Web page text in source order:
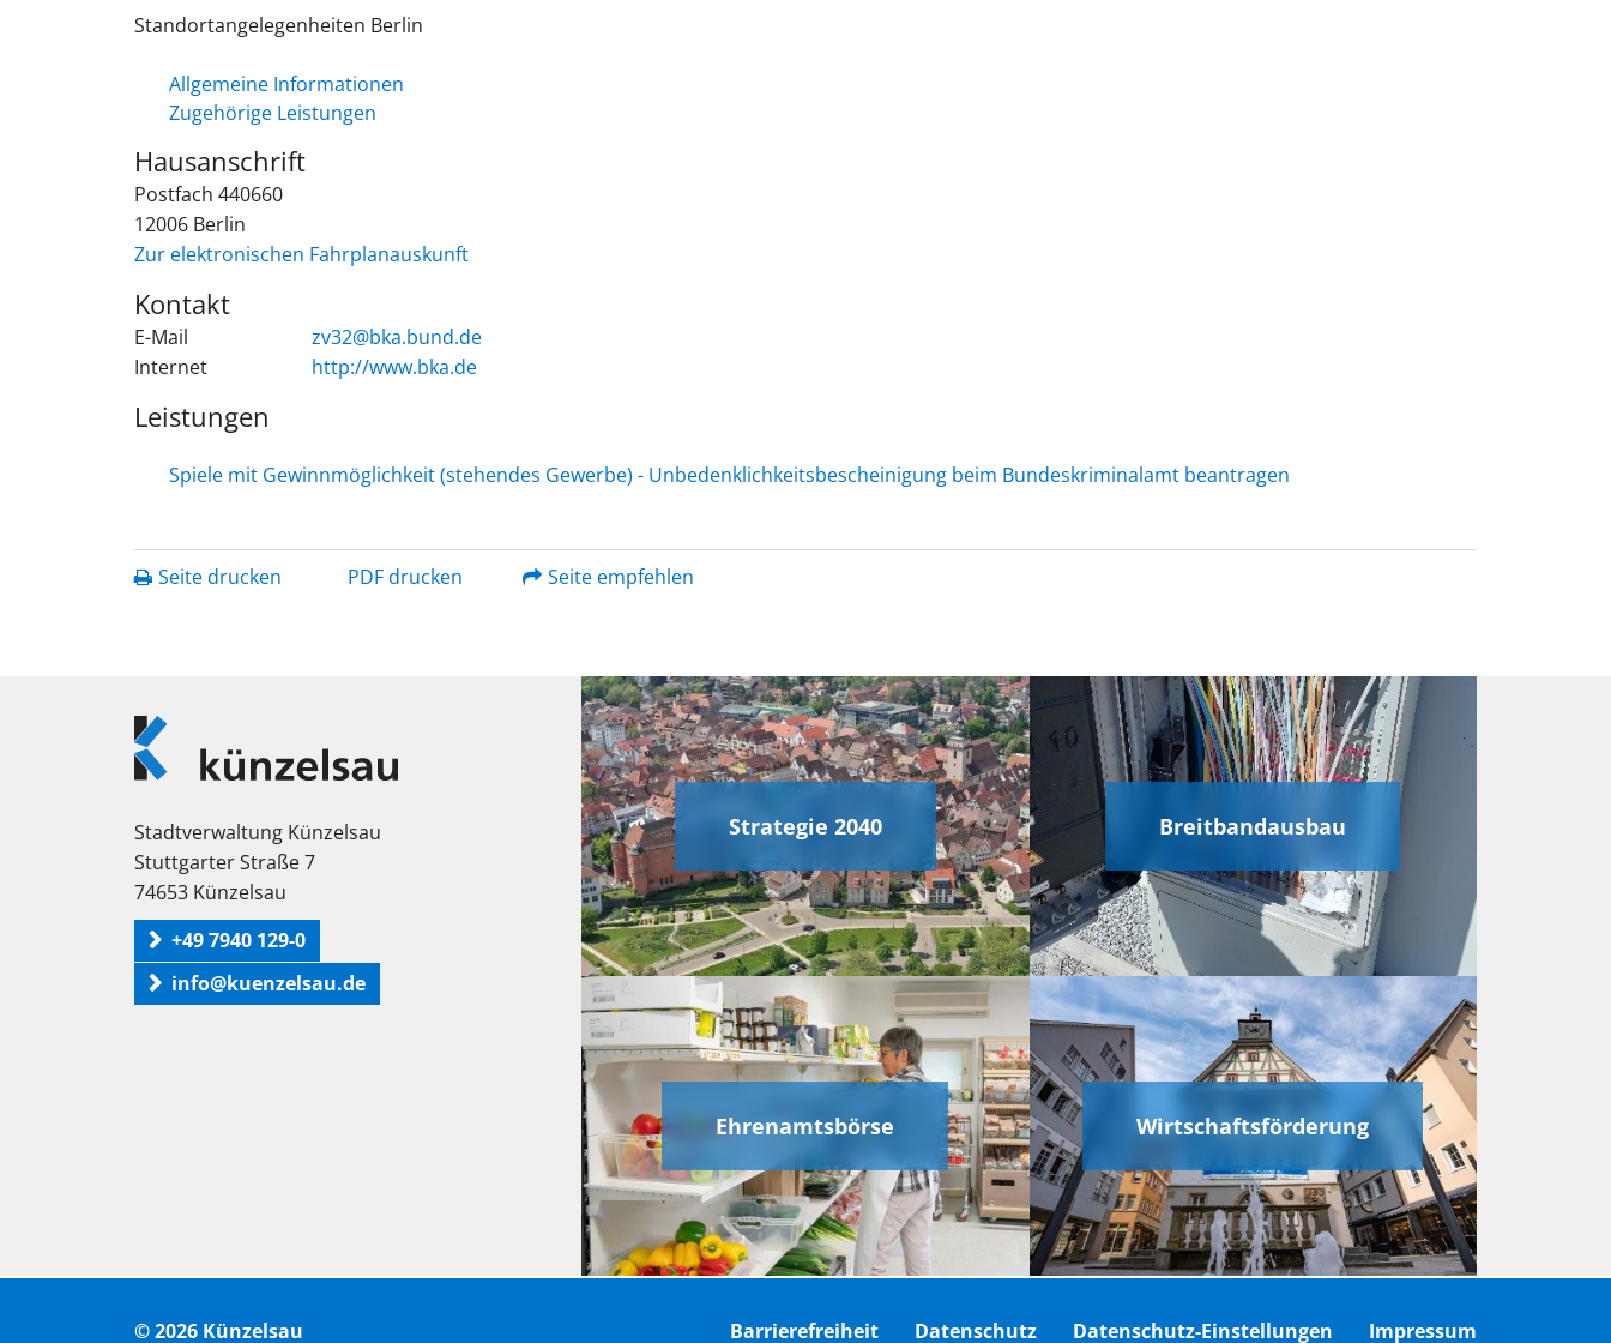
Standortangelegenheiten Berlin
Allgemeine Informationen
Zugehörige Leistungen
Hausanschrift
Postfach 440660
12006 Berlin
Zur elektronischen Fahrplanauskunft
Kontakt
E-Mail
zv32@bka.bund.de
Internet
http://www.bka.de
Leistungen
Spiele mit Gewinnmöglichkeit (stehendes Gewerbe) - Unbedenklichkeitsbescheinigung beim Bundeskriminalamt beantragen
Seite drucken PDF drucken Seite empfehlen
Logo
Künzelsau
Stadtverwaltung Künzelsau
Stuttgarter Straße 7
74653 Künzelsau
+49 7940 129-0
info@kuenzelsau.de
Strategie 2040 Breitbandausbau
Ehrenamtsbörse Wirtschaftsförderung
© 2026 Künzelsau Barrierefreiheit Datenschutz Datenschutz-Einstellungen Impressum